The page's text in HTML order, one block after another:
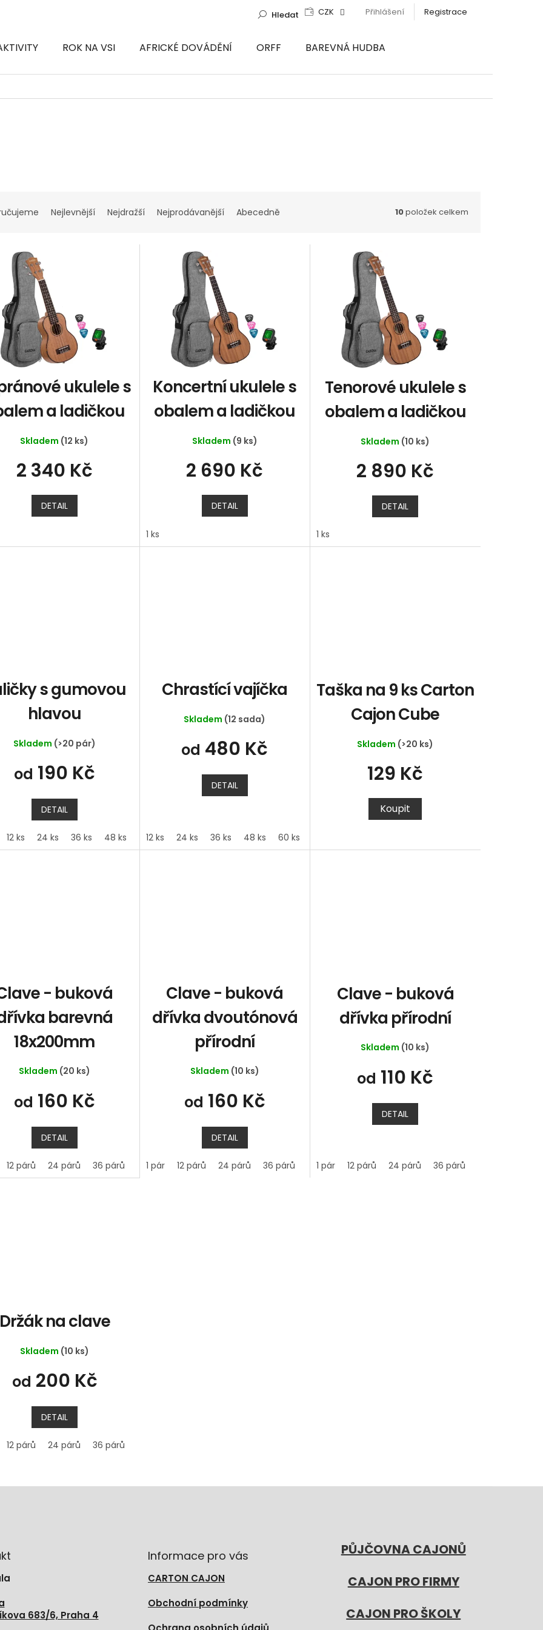
CZK Přihlášení Registrace
Hledat
ROK NA VSI AFRICKÉ DOVÁDĚNÍ ORFF
BAREVNÁ HUDBA
Nejlevnější Nejdražší Nejprodávanější Abecedně 10položek celkem
ukulele s
a ladičkou
Skladem (12 ks)
2 340 Kč
DETAIL
Koncertní ukulele s
obalem a ladičkou
Skladem (9 ks)
2 690 Kč
DETAIL
1 ks
Tenorové ukulele s
obalem a ladičkou
Skladem (10 ks)
2 890 Kč
DETAIL
1 ks
s gumovou
hlavou
Skladem (>20 pár)
od 190 Kč
DETAIL
12 ks 24 ks 36 ks 48 ks 60 ks
Chrastící vajíčka
Skladem (12 sada)
od 480 Kč
DETAIL
12 ks 24 ks 36 ks 48 ks 60 ks
Taška na 9 ks Carton
Cajon Cube
Skladem (>20 ks)
129 Kč
Koupit
- buková
barevná
18x200mm
Skladem (20 ks)
od 160 Kč
DETAIL
12 párů 24 párů 36 párů
Clave - buková
dřívka dvoutónová
přírodní
Skladem (10 ks)
od 160 Kč
DETAIL
1 pár 12 párů 24 párů 36 párů
Clave - buková
dřívka přírodní
Skladem (10 ks)
od 110 Kč
DETAIL
1 pár 12 párů 24 párů 36 párů
Držák na clave
Skladem (10 ks)
od 200 Kč
DETAIL
12 párů 24 párů 36 párů
v
í
k
y
v
683/6, Praha 4
Informace pro vás
CARTON CAJON
Obchodní podmínky
PŮJČOVNA CAJONŮ
CAJON PRO FIRMY
CAJON PRO ŠKOLY